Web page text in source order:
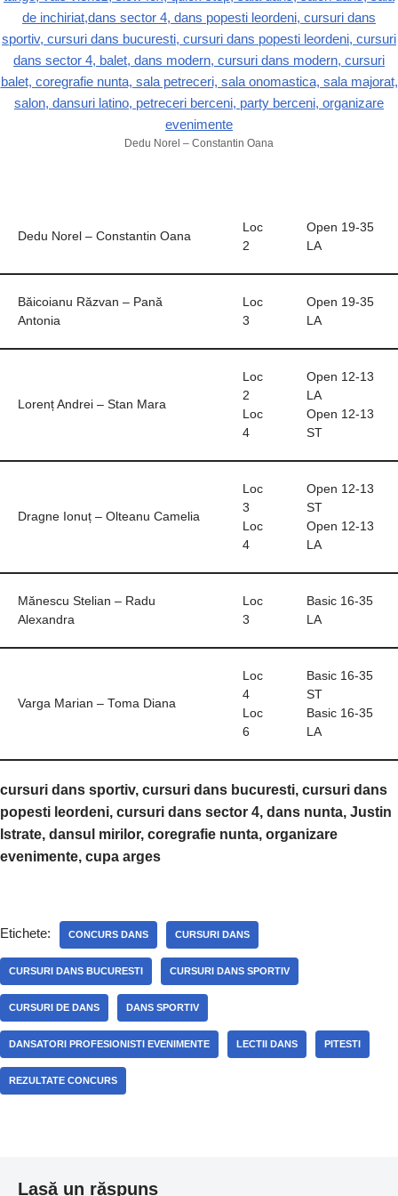
Dedu Norel – Constantin Oana
Dedu Norel – Constantin Oana
Loc
2
Open 19-35
LA
Băicoianu Răzvan – Pană
Antonia
Loc
3
Open 19-35
LA
Lorenț Andrei – Stan Mara
Loc
2
Loc
4
Open 12-13
LA
Open 12-13
ST
Dragne Ionuț – Olteanu Camelia
Loc
3
Loc
4
Open 12-13
ST
Open 12-13
LA
Mănescu Stelian – Radu
Alexandra
Loc
3
Basic 16-35
LA
Varga Marian – Toma Diana
Loc
4
Loc
6
Basic 16-35
ST
Basic 16-35
LA
cursuri dans sportiv, cursuri dans bucuresti, cursuri dans
popesti leordeni, cursuri dans sector 4, dans nunta, Justin
Istrate, dansul mirilor, coregrafie nunta, organizare
evenimente, cupa arges
Etichete: CONCURS DANS CURSURI DANS
CURSURI DANS BUCURESTI CURSURI DANS SPORTIV
CURSURI DE DANS DANS SPORTIV
DANSATORI PROFESIONISTI EVENIMENTE LECTII DANS PITESTI
REZULTATE CONCURS
Lasă un răspuns